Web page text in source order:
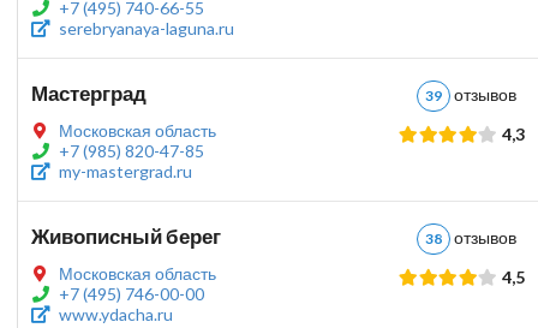
+7 (495) 740-66-55
serebryanaya-laguna.ru
Мастерград 39
Московская область
+7 (985) 820-47-85
my-mastergrad.ru
4,3
Живописный берег 38
Московская область
+7 (495) 746-00-00
www.ydacha.ru
4,5